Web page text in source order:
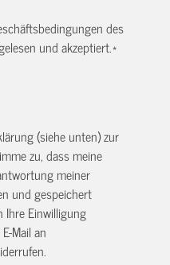
des
und akzeptiert.*
(siehe unten) zur
zu, dass meine
meiner
und gespeichert
Ihre Einwilligung
Mail an